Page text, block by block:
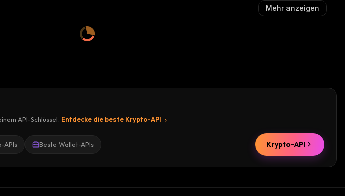
Mehr anzeigen
API-Schlüssel. Entdecke die beste Krypto-API
APIs Beste Wallet-APIs Krypto-API